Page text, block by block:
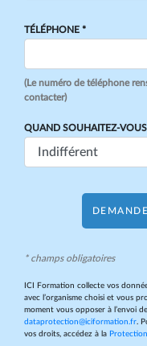
TÉLÉPHONE *
(Le numéro de téléphone
contacter)
QUAND SOUHAITEZ-VOUS
* champs obligatoires
ICI Formation collecte vos
avec l’organisme choisi et vous
moment vous opposer à l’envoi
dataprotection@iciformation.fr.
vos droits, accédez à la